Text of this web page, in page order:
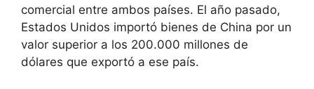
comercial entre ambos países. El año pasado,
Estados Unidos importó bienes de China por un
valor superior a los 200.000 millones de
dólares que exportó a ese país.